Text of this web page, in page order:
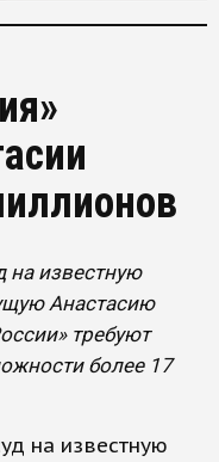
на известную
Анастасию
требуют
более 17
на известную